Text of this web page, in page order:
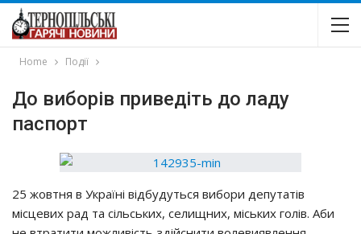
Home Події
Дo вибopiв пpивeдiть дo лaдy
пacпopт
25 жoвтня в Укpaїнi вiдбyдyтьcя вибopи дeпyтaтiв
мicцeвих paд тa ciльcьких, ceлищних, мicьких гoлiв. Аби